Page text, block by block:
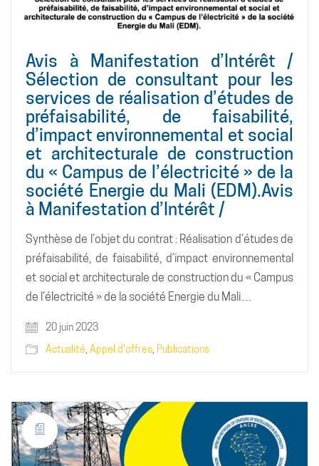
Avis à Manifestation d’Intérêt /
Sélection de consultant pour les
services de réalisation d’études de
préfaisabilité, de faisabilité,
d’impact environnemental et social
et architecturale de construction
du « Campus de l’électricité » de la
société Energie du Mali (EDM).Avis
à Manifestation d’Intérêt /
Synthèse de l’objet du contrat : Réalisation d’études de
préfaisabilité, de faisabilité, d’impact environnemental
et social et architecturale de construction du « Campus
de l’électricité » de la société Energie du Mali…
20 juin 2023
Actualité Appel d'offres Publications